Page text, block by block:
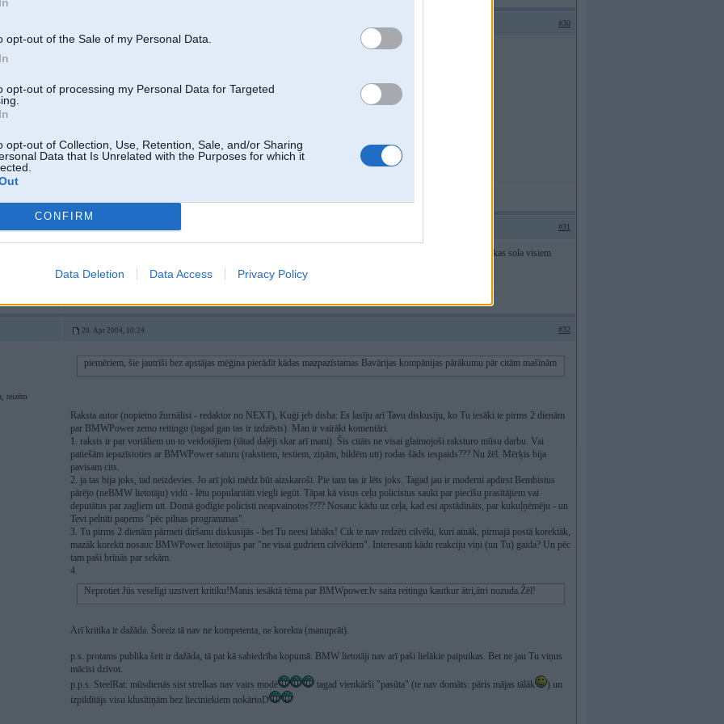
opt-out of the Sale of my Personal Data.
opt-out of processing my Personal Data for Targeted
opt-out of Collection, Use, Retention, Sale, and/or Sharing
Data that Is Unrelated with the Purposes for which it
CONFIRM
Data Deletion Data Access Privacy Policy
#30
C5X
#31
hmm, iebridu cietni, izlasiju rakstu, nonirdzos kur tadu stulbumu var uzrkastiit un tad akal paradas SuperSteels kas sola visiem
gurki un saboja priekshtatu par bmw useriem. Steeel tu padoma ko saki, jeb kartejo reizi pali esi?
20. Apr 2004, 10:24 #32
reizēm
piemēriem, šie jautrīši bez apstājas mēģina pierādīt kādas mazpazīstamas Bavārijas kompānijas pārākumu pār citām mašīnām
Raksta autor (nopietno žurnālist - redaktor no NEXT), Kuģi jeb disha: Es lasīju arī Tavu diskusiju, ko Tu iesāki te pirms 2 dienām
par BMWPower zemo reitingu (tagad gan tas ir izdzēsts). Man ir vairāki komentāri.
1. raksts ir par vortāliem un to veidotājiem (tātad daļēji skar arī mani). Šis citāts ne visai glaimojoši raksturo mūsu darbu. Vai
patiešām iepazīstoties ar BMWPower saturu (rakstiem, testiem, ziņām, bildēm utt) rodas šāds iespaids??? Nu žēl. Mērķis bija
pavisam cits.
2. ja tas bija joks, tad neizdevies. Jo arī joki mēdz būt aizskaroši. Pie tam tas ir lēts joks. Tagad jau ir moderni apdirst Bembistus
pārējo (neBMW lietotāju) vidū - lētu popularitāti viegli iegūt. Tāpat kā visus ceļu policistus saukt par piecīšu prasītājiem vai
deputātus par zagļiem utt. Domā godīgie policisti neapvainotos???? Nosauc kādu uz ceļa, kad esi apstādināts, par kukuļņēmēju - un
Tevi pelnīti paņems "pēc pilnas programmas".
3. Tu pirms 2 dienām pārmeti diršanu diskusijās - bet Tu neesi labāks! Cik te nav redzēti cilvēki, kuri atnāk, pirmajā postā korektāk,
mazāk korekti nosauc BMWPower lietotājus par "ne visai gudriem cilvēkiem". Interesanti kādu reakciju viņi (un Tu) gaida? Un pēc
tam paši brīnās par sekām.
4.
Neprotiet Jūs veselīgi uzstvert kritiku!Manis iesāktā tēma par BMWpower.lv saita reitingu kautkur ātri,ātri nozuda.Žēl!
Arī kritika ir dažāda. Šoreiz tā nav ne kompetenta, ne korekta (manuprāt).
p.s. protams publika šeit ir dažāda, tā pat kā sabiedrība kopumā. BMW lietotāji nav arī paši lielākie paipuikas. Bet ne jau Tu viņus
mācīsi dzīvot.
p.p.s. SteelRat: mūsdienās sist strelkas nav vairs modē
tagad vienkārši "pasūta" (te nav domāts: pāris mājas tālāk
) un
izpildītājs visu klusītiņām bez lieciniekiem nokārtoD